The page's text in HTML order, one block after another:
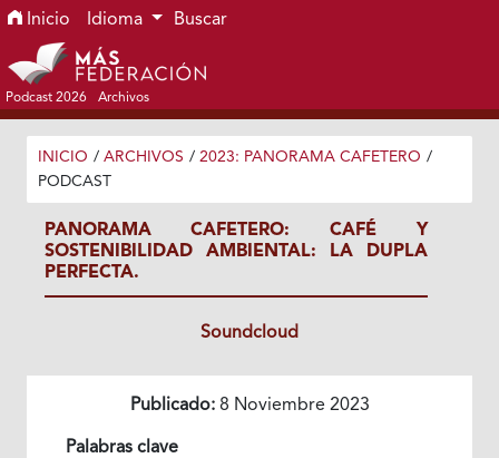
Ir al menú de navegación principal
Ir al contenido principal
Ir al pie de página del sitio
Inicio Idioma Buscar
Podcast 2026 Archivos
INICIO / ARCHIVOS / 2023: PANORAMA CAFETERO /
PODCAST
PANORAMA CAFETERO: CAFÉ Y
SOSTENIBILIDAD AMBIENTAL: LA DUPLA
PERFECTA.
Soundcloud
Publicado:8 Noviembre 2023
Palabras clave